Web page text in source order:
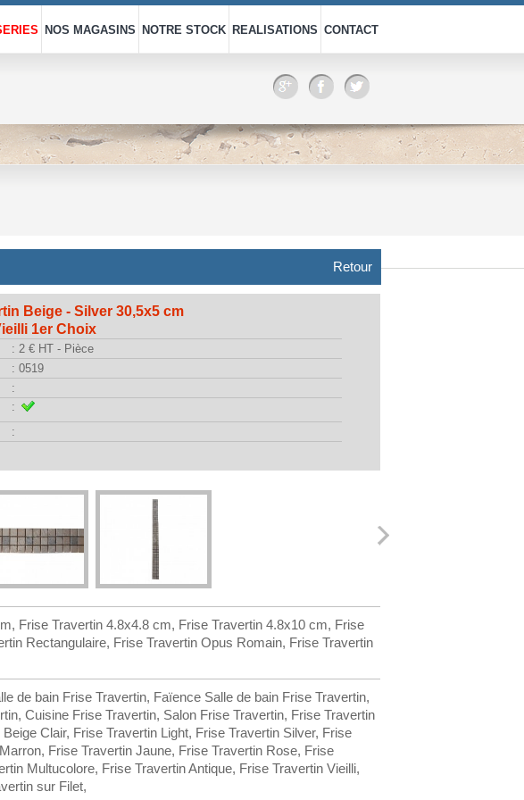
NOS MAGASINS NOTRE STOCK REALISATIONS CONTACT
Retour
Beige - Silver 30,5x5 cm
1er Choix
: 2 € HT - Pièce
: 0519
:
:
:
Frise Travertin 4.8x4.8 cm, Frise Travertin 4.8x10 cm, Frise
Rectangulaire, Frise Travertin Opus Romain, Frise Travertin
de bain Frise Travertin, Faïence Salle de bain Frise Travertin,
Cuisine Frise Travertin, Salon Frise Travertin, Frise Travertin
Clair, Frise Travertin Light, Frise Travertin Silver, Frise
Frise Travertin Jaune, Frise Travertin Rose, Frise
Multucolore, Frise Travertin Antique, Frise Travertin Vieilli,
sur Filet,